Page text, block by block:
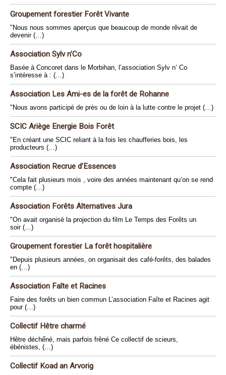
Groupement forestier Forêt Vivante
"Nous nous sommes aperçus que beaucoup de monde rêvait de
devenir (…)
Association Sylv n’Co
Basée à Concoret dans le Morbihan, l’association Sylv n’ Co
s’intéresse à : (…)
Association Les Ami-es de la forêt de Rohanne
"Nous avons participé de près ou de loin à la lutte contre le projet (…)
SCIC Ariège Energie Bois Forêt
"En créant une SCIC reliant à la fois les chaufferies bois, les
producteurs (…)
Association Recrue d’Essences
"Cela fait plusieurs mois , voire des années maintenant qu’on se rend
compte (…)
Association Forêts Alternatives Jura
"On avait organisé la projection du film Le Temps des Forêts un
soir (…)
Groupement forestier La forêt hospitalière
"Depuis plusieurs années, on organisait des café-forêts, des balades
en (…)
Association Faîte et Racines
Faire des forêts un bien commun L’association Faîte et Racines agit
pour (…)
Collectif Hêtre charmé
Hêtre déchếné, mais parfois frêné Ce collectif de scieurs,
ébénistes, (…)
Collectif Koad an Arvorig